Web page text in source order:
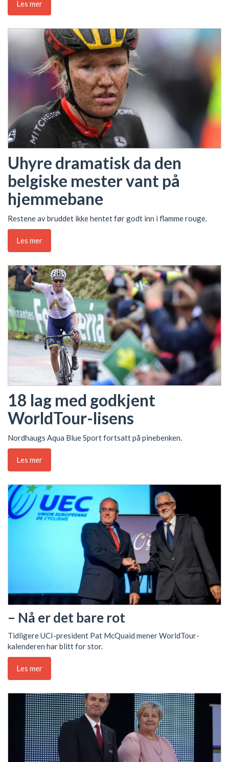
Les mer
Uhyre dramatisk da den
belgiske mester vant på
hjemmebane
Restene av bruddet ikke hentet før godt inn i flamme rouge.
Les mer
18 lag med godkjent
WorldTour-lisens
Nordhaugs Aqua Blue Sport fortsatt på pinebenken.
Les mer
– Nå er det bare rot
Tidligere UCI-president Pat McQuaid mener WorldTour-
kalenderen har blitt for stor.
Les mer